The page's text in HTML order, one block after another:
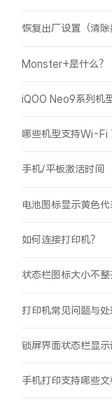
恢复出厂设置（清除
Monster+是什么？
哪些机型支持Wi-Fi
手机/平板激活时间
电池图标显示黄色代
如何连接打印机？
状态栏图标大小不整
打印机常见问题与处
锁屏界面状态栏显示
手机打印支持哪些文